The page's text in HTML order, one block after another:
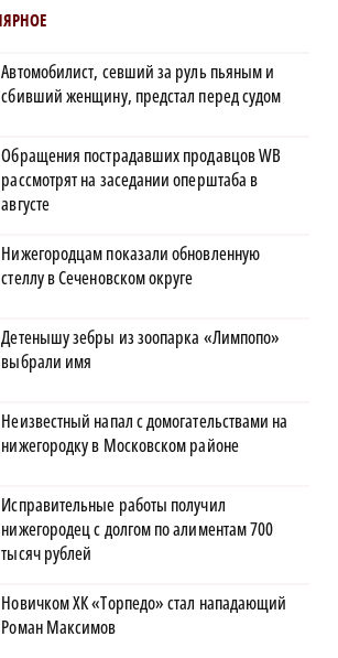
Автомобилист, севший за руль пьяным и
сбивший женщину, предстал перед судом
Обращения пострадавших продавцов WB
рассмотрят на заседании оперштаба в
августе
Нижегородцам показали обновленную
стеллу в Сеченовском округе
Детенышу зебры из зоопарка «Лимпопо»
выбрали имя
Неизвестный напал с домогательствами на
нижегородку в Московском районе
Исправительные работы получил
нижегородец с долгом по алиментам 700
тысяч рублей
Новичком ХК «Торпедо» стал нападающий
Роман Максимов